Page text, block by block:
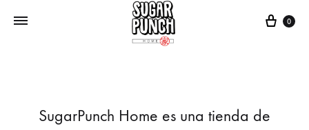
Cart
0
SugarPunch Home es una tienda de